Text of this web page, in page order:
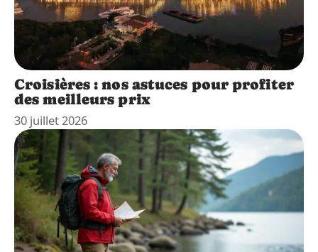
Croisières : nos astuces pour profiter
des meilleurs prix
30 juillet 2026